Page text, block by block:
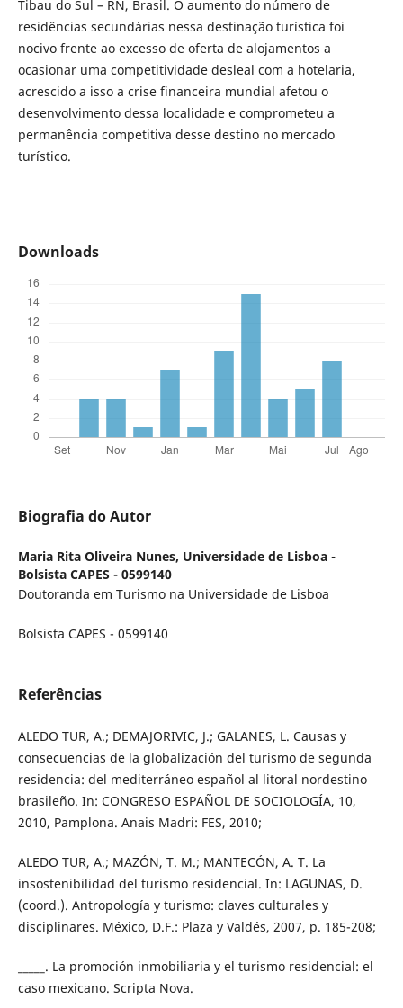
Tibau do Sul – RN, Brasil. O aumento do número de
residências secundárias nessa destinação turística foi
nocivo frente ao excesso de oferta de alojamentos a
ocasionar uma competitividade desleal com a hotelaria,
acrescido a isso a crise financeira mundial afetou o
desenvolvimento dessa localidade e comprometeu a
permanência competitiva desse destino no mercado
turístico.
Downloads
Biografia do Autor
Maria Rita Oliveira Nunes, Universidade de Lisboa -
Bolsista CAPES - 0599140
Doutoranda em Turismo na Universidade de Lisboa
Bolsista CAPES - 0599140
Referências
ALEDO TUR, A.; DEMAJORIVIC, J.; GALANES, L. Causas y
consecuencias de la globalización del turismo de segunda
residencia: del mediterráneo español al litoral nordestino
brasileño. In: CONGRESO ESPAÑOL DE SOCIOLOGÍA, 10,
2010, Pamplona. Anais Madri: FES, 2010;
ALEDO TUR, A.; MAZÓN, T. M.; MANTECÓN, A. T. La
insostenibilidad del turismo residencial. In: LAGUNAS, D.
(coord.). Antropología y turismo: claves culturales y
disciplinares. México, D.F.: Plaza y Valdés, 2007, p. 185-208;
_____. La promoción inmobiliaria y el turismo residencial: el
caso mexicano. Scripta Nova.